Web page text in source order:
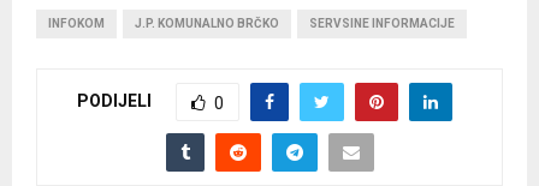
INFOKOM J.P. KOMUNALNO BRČKO SERVSINE INFORMACIJE
PODIJELI 0